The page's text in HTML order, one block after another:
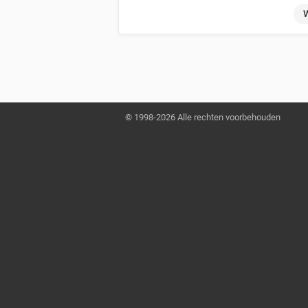
© 1998-2026 Alle rechten voorbehouden